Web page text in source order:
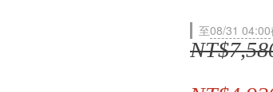
至08/31 04:00